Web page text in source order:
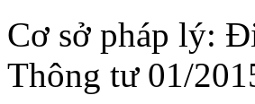
Cơ sở pháp lý:
Thông tư 01/